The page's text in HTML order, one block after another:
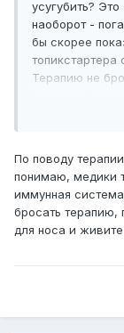
усугубить?
наоборот -
бы скорее
топикстартера
Терапию не
сомневаюсь,
По поводу
понимаю, медики
иммунная
бросать терапию,
для носа и